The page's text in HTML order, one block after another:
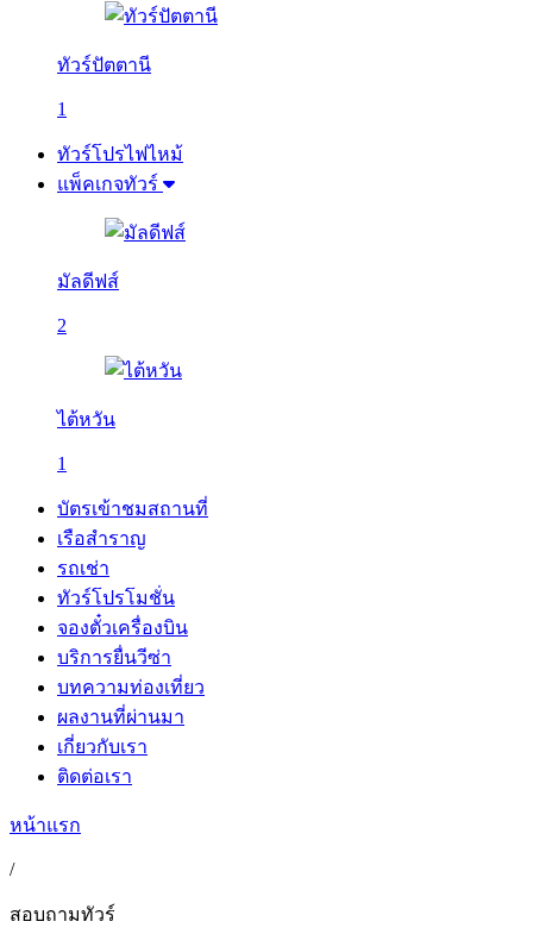
ทัวร์ปัตตานี
1
ทัวร์โปรไฟไหม้
แพ็คเกจทัวร์
มัลดีฟส์
2
ไต้หวัน
1
บัตรเข้าชมสถานที่
เรือสำราญ
รถเช่า
ทัวร์โปรโมชั่น
จองตั๋วเครื่องบิน
บริการยื่นวีซ่า
บทความท่องเที่ยว
ผลงานที่ผ่านมา
เกี่ยวกับเรา
ติดต่อเรา
หน้าแรก
/
สอบถามทัวร์